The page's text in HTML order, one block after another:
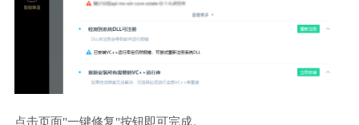
点击页面"一键修复"按钮即可完成。